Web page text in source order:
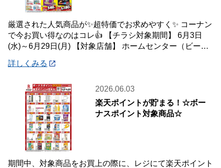
厳選された人気商品が✨超特価でお求めやすく✨ コーナン
で今お買い得なのはコレ👍 【チラシ対象期間】 6月3日
(水)～6月29日(月) 【対象店舗】 ホームセンター（ビーバ
詳しくみる
2026.06.03
楽天ポイントが貯まる！☆ボー
ナスポイント対象商品☆
期間中、対象商品をお買上の際に、レジにて楽天ポイント